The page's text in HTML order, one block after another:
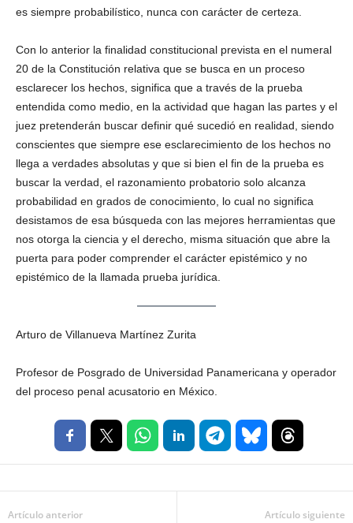
es siempre probabilístico, nunca con carácter de certeza.
Con lo anterior la finalidad constitucional prevista en el numeral
20 de la Constitución relativa que se busca en un proceso
esclarecer los hechos, significa que a través de la prueba
entendida como medio, en la actividad que hagan las partes y el
juez pretenderán buscar definir qué sucedió en realidad, siendo
conscientes que siempre ese esclarecimiento de los hechos no
llega a verdades absolutas y que si bien el fin de la prueba es
buscar la verdad, el razonamiento probatorio solo alcanza
probabilidad en grados de conocimiento, lo cual no significa
desistamos de esa búsqueda con las mejores herramientas que
nos otorga la ciencia y el derecho, misma situación que abre la
puerta para poder comprender el carácter epistémico y no
epistémico de la llamada prueba jurídica.
Arturo de Villanueva Martínez Zurita
Profesor de Posgrado de Universidad Panamericana y operador
del proceso penal acusatorio en México.
Artículo anterior Artículo siguiente